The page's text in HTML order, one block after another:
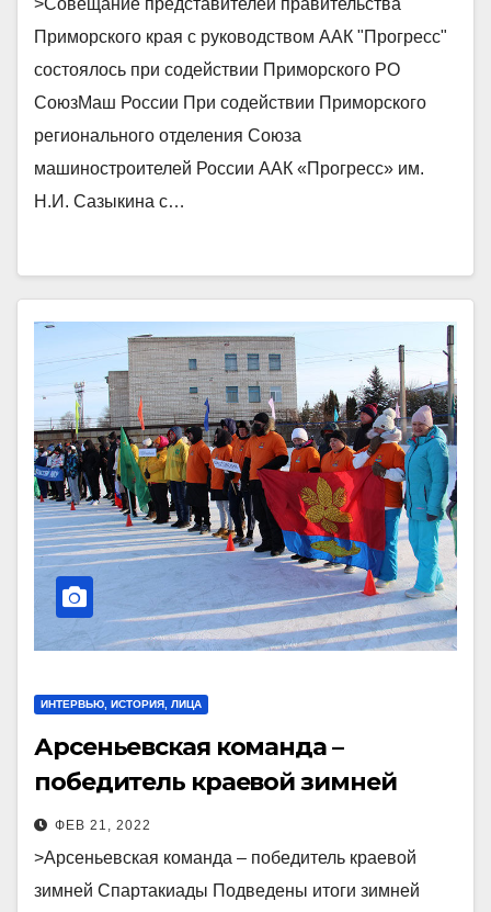
содействии Приморского РО
СоюзМаш России
Приморского края с руководством ААК "Прогресс"
состоялось при содействии Приморского РО
СоюзМаш России При содействии Приморского
регионального отделения Союза
машиностроителей России ААК «Прогресс» им.
Н.И. Сазыкина с…
ИНТЕРВЬЮ, ИСТОРИЯ, ЛИЦА
Арсеньевская команда –
победитель краевой зимней
Спартакиады
ФЕВ 21, 2022
>Арсеньевская команда – победитель краевой
зимней Спартакиады Подведены итоги зимней